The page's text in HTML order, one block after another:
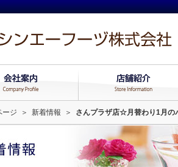
ージ ＞ 新着情報 ＞ さんプラザ店☆月替わり1月